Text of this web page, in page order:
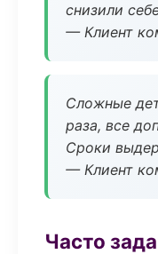
снизили
— Клиент
Сложные
раза, все
Сроки
— Клиент
Часто